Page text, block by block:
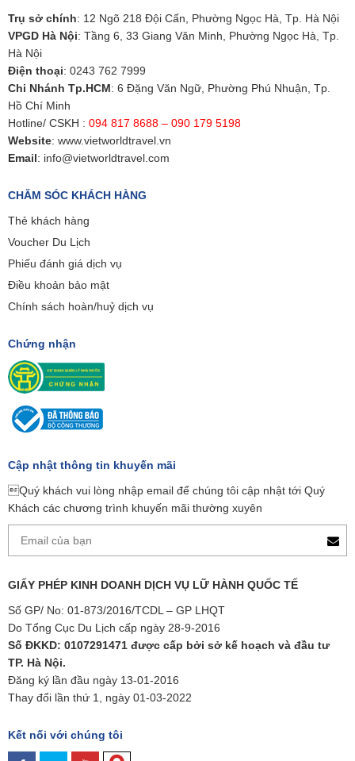
Trụ sở chính: 12 Ngõ 218 Đội Cấn, Phường Ngọc Hà, Tp. Hà Nội
VPGD Hà Nội: Tầng 6, 33 Giang Văn Minh, Phường Ngọc Hà, Tp.
Hà Nội
Điện thoại: 0243 762 7999
Chi Nhánh Tp.HCM: 6 Đặng Văn Ngữ, Phường Phú Nhuận, Tp.
Hồ Chí Minh
Hotline/ CSKH : 094 817 8688 – 090 179 5198
Website: www.vietworldtravel.vn
Email: info@vietworldtravel.com
CHĂM SÓC KHÁCH HÀNG
Thẻ khách hàng
Voucher Du Lịch
Phiếu đánh giá dịch vụ
Điều khoản bảo mật
Chính sách hoàn/huỷ dịch vụ
Chứng nhận
Cập nhật thông tin khuyến mãi
Quý khách vui lòng nhập email để chúng tôi cập nhật tới Quý
Khách các chương trình khuyến mãi thường xuyên
GIẤY PHÉP KINH DOANH DỊCH VỤ LỮ HÀNH QUỐC TẾ
Số GP/ No: 01-873/2016/TCDL – GP LHQT
Do Tổng Cục Du Lịch cấp ngày 28-9-2016
Số ĐKKD: 0107291471 được cấp bởi sở kế hoạch và đầu tư
TP. Hà Nội.
Đăng ký lần đầu ngày 13-01-2016
Thay đổi lần thứ 1, ngày 01-03-2022
Kết nối với chúng tôi